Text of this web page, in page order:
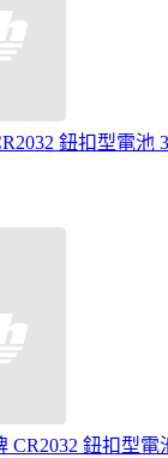
鈕扣型電池
CR2032 鈕扣型